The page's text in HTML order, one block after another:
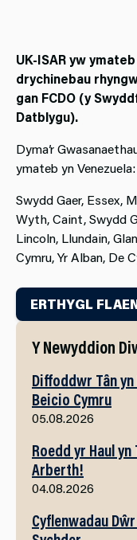
UK-ISAR yw
drychinebau
gan FCDO (y
Datblygu).
Dyma’r
ymateb yn Venezuela:
Swydd Gaer, Essex,
Wyth, Caint, Swydd
Lincoln, Llundain,
Cymru, Yr Alban, De
ERTHYGL
Y Newyddion
Diffoddwr Tân
Beicio Cymru
05.08.2026
Roedd yr Haul
Arberth!
04.08.2026
Cyflenwadau